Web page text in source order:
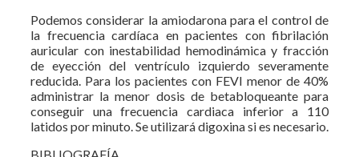
Podemos considerar la amiodarona para el control de
la frecuencia cardíaca en pacientes con fibrilación
auricular con inestabilidad hemodinámica y fracción
de eyección del ventrículo izquierdo severamente
reducida. Para los pacientes con FEVI menor de 40%
administrar la menor dosis de betabloqueante para
conseguir una frecuencia cardiaca inferior a 110
latidos por minuto. Se utilizará digoxina si es necesario.